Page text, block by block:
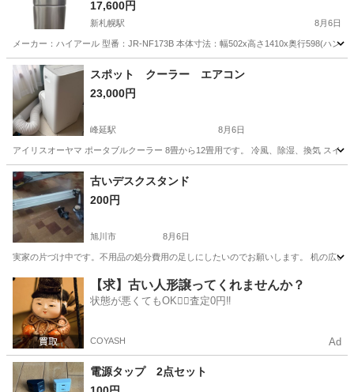
17,600円
新札幌駅 8月6日
メーカー：ハイアール 型番：JR-NF173B 本体寸法：幅502x高さ1410x奥行598(ハン
北海道 札幌市 新札幌駅 キッチン家電
スポット クーラー エアコン
23,000円
峰延駅 8月6日
アイリスオーヤマ ポータブルクーラー 8畳から12畳用です。 冷風、除湿、換気 スイ
北海道 美唄市 峰延駅 季節、空調家電
古いデスクスタンド
200円
旭川市 8月6日
実家の片づけ中です。不用品の処分費用の足しにしたいのでお願いします。 机の広
北海道 旭川市 その他 デスク
【求】古い人形譲ってくれませんか？
状態が悪くてもOK🙆‍♀️査定0円‼️
COYASH Ad
電源タップ 2点セット